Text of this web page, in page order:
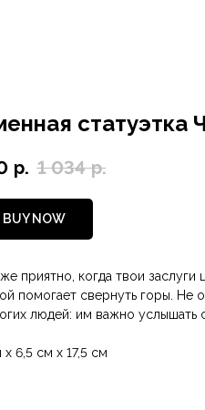
статуэтка
р. 1 034 р.
BUY NOW
же приятно, когда твои
помогает свернуть горы. Не
людей: им важно услышать
х 6,5 см х 17,5 см